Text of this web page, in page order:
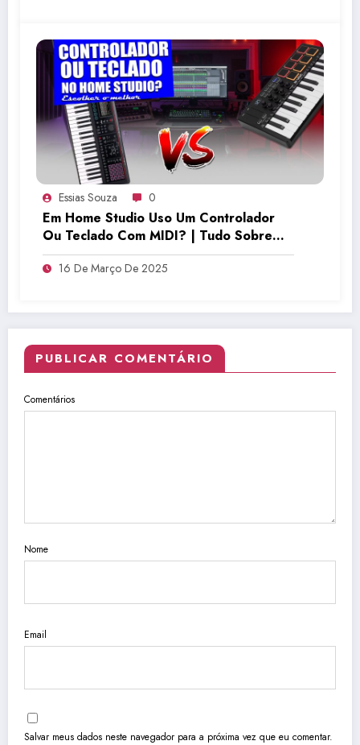
Essias Souza 0
Em Home Studio Uso Um Controlador
Ou Teclado Com MIDI? | Tudo Sobre
Teclado Musical
16 De Março De 2025
PUBLICAR COMENTÁRIO
Comentários
Nome
Email
Salvar meus dados neste navegador para a próxima vez que eu comentar.